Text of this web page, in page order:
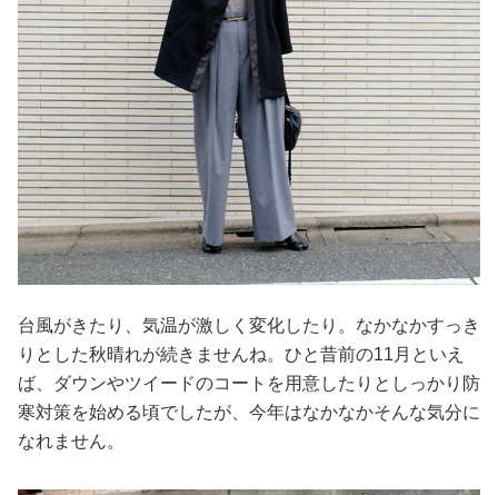
ゲーム
台風がきたり、気温が激しく変化したり。なかなかすっき
りとした秋晴れが続きませんね。ひと昔前の11月といえ
ば、ダウンやツイードのコートを用意したりとしっかり防
寒対策を始める頃でしたが、今年はなかなかそんな気分に
なれません。